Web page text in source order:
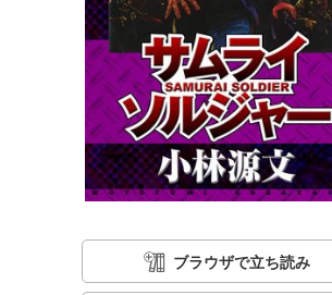
ブラウザで立ち読み